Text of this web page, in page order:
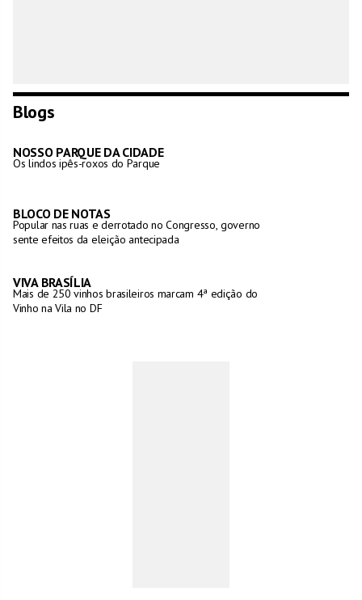
Blogs
NOSSO PARQUE DA CIDADE
Os lindos ipês-roxos do Parque
BLOCO DE NOTAS
Popular nas ruas e derrotado no Congresso, governo
sente efeitos da eleição antecipada
VIVA BRASÍLIA
Mais de 250 vinhos brasileiros marcam 4ª edição do
Vinho na Vila no DF